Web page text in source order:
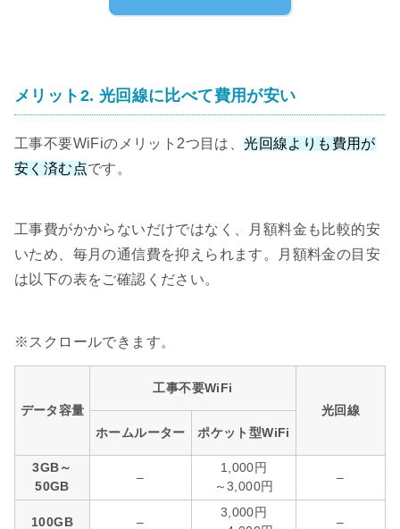
メリット2. 光回線に比べて費用が安い
工事不要WiFiのメリット2つ目は、光回線よりも費用が
安く済む点です。
工事費がかからないだけではなく、月額料金も比較的安
いため、毎月の通信費を抑えられます。月額料金の目安
は以下の表をご確認ください。
データ容量
工事不要WiFi
光回線
ホームルーター
ポケット型WiFi
3GB～
50GB
–
1,000円
～3,000円
–
100GB –
3,000円
–